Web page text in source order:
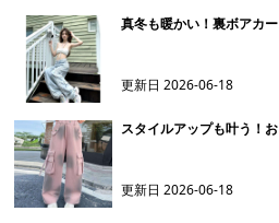
真冬も暖かい！裏ボアカ
更新日2026-06-18
スタイルアップも叶う！
更新日2026-06-18